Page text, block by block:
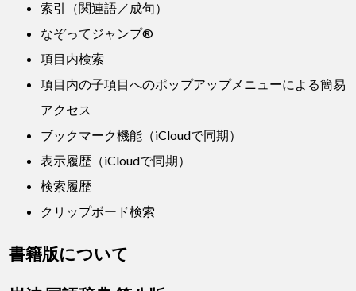
索引（関連語／成句）
なぞってジャンプ®
項目内検索
項目内の子項目へのポップアップメニューによる簡易
アクセス
ブックマーク機能（iCloudで同期）
表示履歴（iCloudで同期）
検索履歴
クリップボード検索
書籍版について